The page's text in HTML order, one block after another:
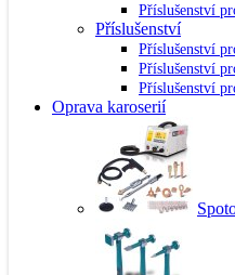
Příslušenství
Příslušenství
Příslušenství
Příslušenství
Příslušenství
Oprava karoserií